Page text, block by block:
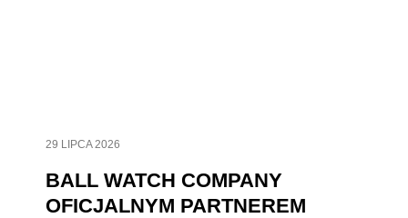
29 LIPCA 2026
BALL WATCH COMPANY
OFICJALNYM PARTNEREM